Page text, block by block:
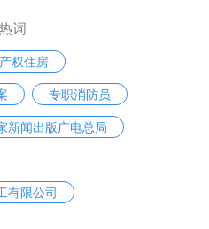
词
权住房
专职消防员
新闻出版广电总局
有限公司